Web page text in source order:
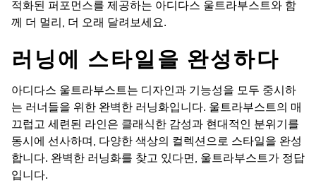
적화된 퍼포먼스를 제공하는 아디다스 울트라부스트와 함
께 더 멀리, 더 오래 달려보세요.
러닝에 스타일을 완성하다​
아디다스 울트라부스트는 디자인과 기능성을 모두 중시하
는 러너들을 위한 완벽한 러닝화입니다. 울트라부스트의 매
끄럽고 세련된 라인은 클래식한 감성과 현대적인 분위기를
동시에 선사하며, 다양한 색상의 컬렉션으로 스타일을 완성
합니다. 완벽한 러닝화를 찾고 있다면, 울트라부스트가 정답
입니다.